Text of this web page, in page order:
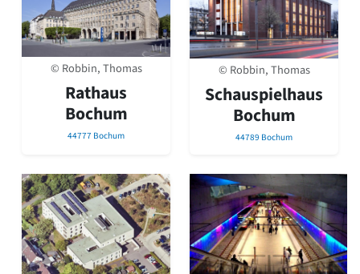
© Robbin, Thomas
Rathaus
Bochum
44777 Bochum
© Robbin, Thomas
Schauspielhaus
Bochum
44789 Bochum